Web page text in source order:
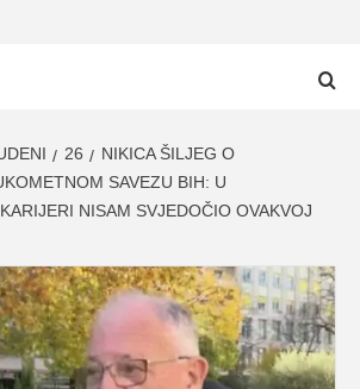
26
NIKICA ŠILJEG O
SAVEZU BIH: U
NISAM SVJEDOČIO OVAKVOJ